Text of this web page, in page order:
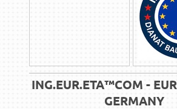
ING.EUR.ETA™COM -
GERMANY